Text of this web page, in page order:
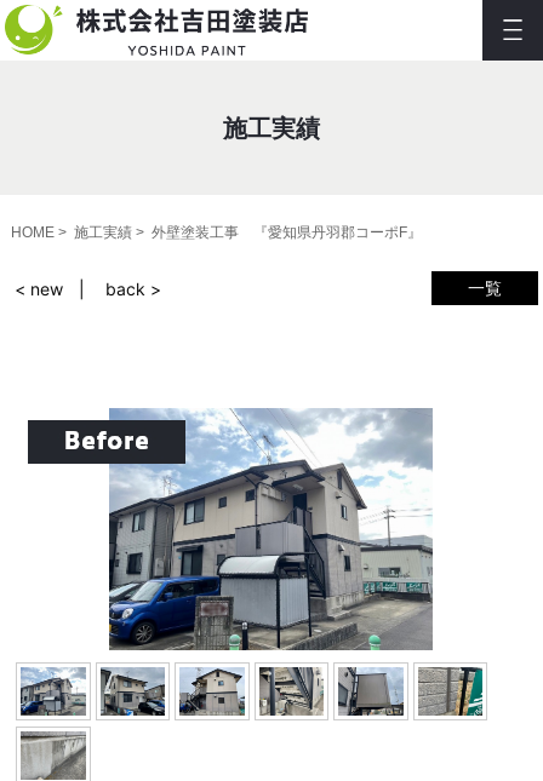
施工実績
HOME 施工実績 外壁塗装工事 『愛知県丹羽郡コーポF』
一覧
< new back >